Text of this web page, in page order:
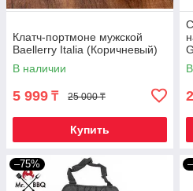
Клатч-портмоне мужской
Baellerry Italia (Коричневый)
В наличии
5 999 ₸ 25 000 ₸
Купить
–75%